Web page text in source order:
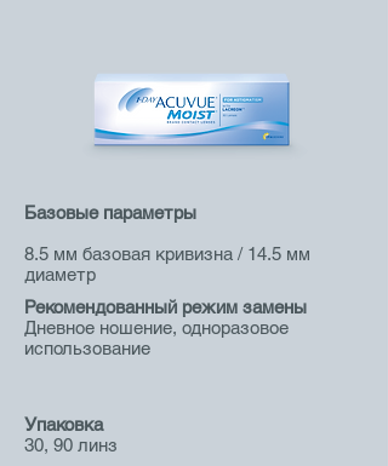
Базовые параметры
8.5 мм базовая кривизна / 14.5 мм
диаметр
Рекомендованный режим замены
Дневное ношение, одноразовое
использование
Упаковка
30, 90 линз